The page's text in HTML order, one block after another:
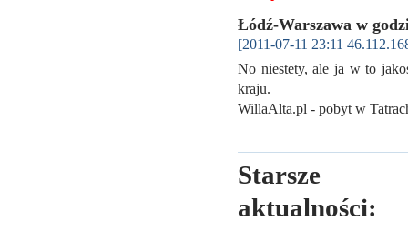
Łódź-Warszawa w
[2011-07-11 23:11
No niestety, ale ja w to
kraju.
WillaAlta.pl - pobyt w
Starsze
aktualności: